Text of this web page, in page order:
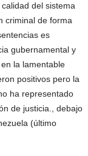
calidad del sistema
criminal de forma
es
gubernamental y
la lamentable
positivos pero la
ha representado
de justicia., debajo
(último